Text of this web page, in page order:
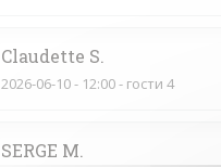
Claudette S
2026-06-10- 12:00 - гости 4
SERGE M